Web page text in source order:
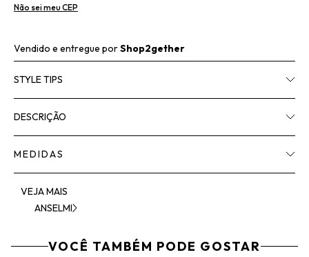
Não sei meu CEP
Vendido e entregue porShop2gether
STYLE TIPS
DESCRIÇÃO
MEDIDAS
VEJA MAIS
ANSELMI
VOCÊ TAMBÉM PODE GOSTAR